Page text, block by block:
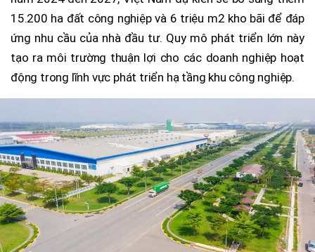
15.200 ha đất công nghiệp và 6 triệu m2 kho bãi để đáp
ứng nhu cầu của nhà đầu tư. Quy mô phát triển lớn này
tạo ra môi trường thuận lợi cho các doanh nghiệp hoạt
động trong lĩnh vực phát triển hạ tầng khu công nghiệp.